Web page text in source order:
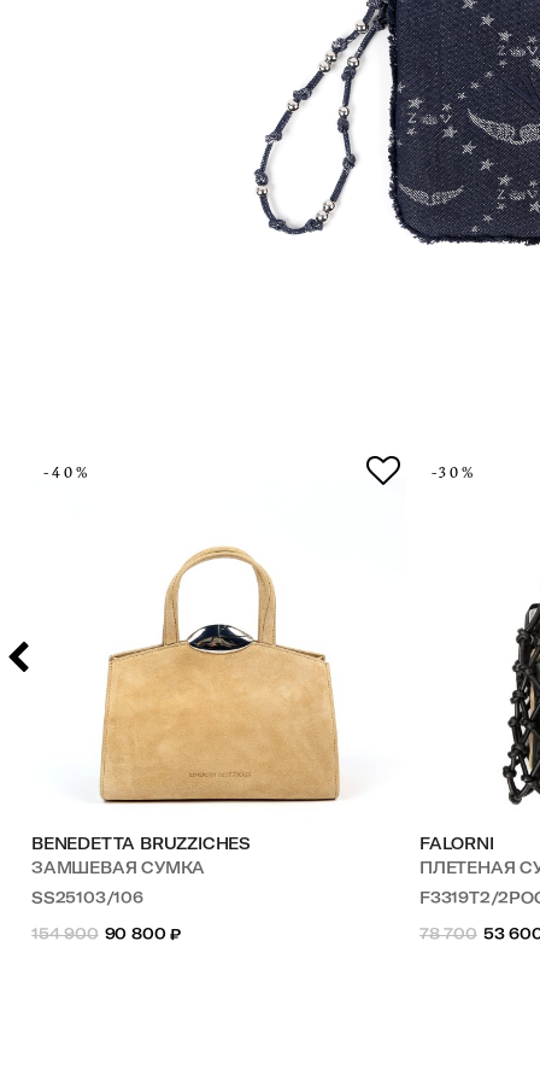
-40%
BENEDETTA BRUZZICHES
ЗАМШЕВАЯ СУМКА
SS25103/106
154 900
90 800 ₽
-30%
FALORNI
ПЛЕТЕНАЯ
F3319T2/
78 700
53